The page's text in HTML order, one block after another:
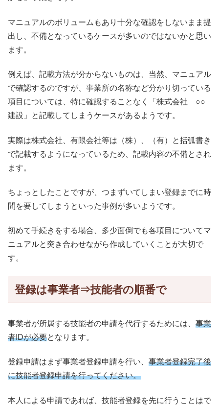
マニュアルのボリュームもあり十分な確認をしないまま提
出し、不備となっているケースが多いのではないかと思い
ます。
例えば、記載方法が分からないものは、当然、マニュアル
で確認するのですが、事業所の名称など分かり切っている
項目については、特に確認することなく「株式会社 ○○
建設」と記載してしまうケースがあるようです。
実際は株式会社、有限会社等は（株）、（有）と括弧書き
で記載するようになっているため、記載内容の不備とされ
ます。
ちょっとしたことですが、つまずいてしまい登録までに時
間を要してしまうといった事例が多いようです。
初めて手続きをする場合、多少面倒でも各項目についてマ
ニュアルと突き合わせながら作成していくことが大切で
す。
登録は事業者⇒技能者の順番で
事業者が所属する技能者の申請を代行するためには、 事業
者IDが必要となります。
登録申請はまず事業者登録申請を行い、 事業者登録完了後
に技能者登録申請を行ってください。
本人による申請であれば、技能者登録を先に行うことはで